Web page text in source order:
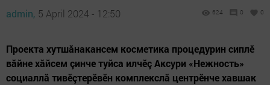
admin, 5 April 2024 - 12:50 624 0 0
Проекта хутшăнакансем косметика процедурин сиплӗ
вăйне хăйсем çинче туйса илчӗç Аксури «Нежность»
социаллă тивӗçтерӗвӗн комплекслă центрӗнче хавшак